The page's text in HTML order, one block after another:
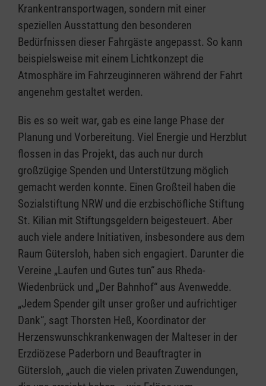
Krankentransportwagen, sondern mit einer
speziellen Ausstattung den besonderen
Bedürfnissen dieser Fahrgäste angepasst. So kann
beispielsweise mit einem Lichtkonzept die
Atmosphäre im Fahrzeuginneren während der Fahrt
angenehm gestaltet werden.
Bis es so weit war, gab es eine lange Phase der
Planung und Vorbereitung. Viel Energie und Herzblut
flossen in das Projekt, das auch nur durch
großzügige Spenden und Unterstützung möglich
gemacht werden konnte. Einen Großteil haben die
Sozialstiftung NRW und die erzbischöfliche Stiftung
St. Kilian mit Stiftungsgeldern beigesteuert. Aber
auch viele andere Initiativen, insbesondere aus dem
Raum Gütersloh, haben sich engagiert. Darunter die
Vereine „Laufen und Gutes tun“ aus Rheda-
Wiedenbrück und „Der Bahnhof“ aus Avenwedde.
„Jedem Spender gilt unser großer und aufrichtiger
Dank“, sagt Thorsten Heß, Koordinator der
Herzenswunschkrankenwagen der Malteser in der
Erzdiözese Paderborn und Beauftragter in
Gütersloh, „auch die vielen privaten Zuwendungen,